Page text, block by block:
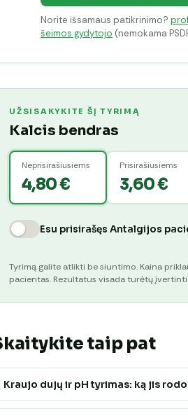
Norite išsamaus patikrinimo?
šeimos gydytojo (nemokama
UŽSISAKYKITE ŠĮ TYRIMĄ
Kalcis bendras
Neprisirašiusiems
4,80 €
Prisirašiusiems
3,60 €
Esu prisirašęs Antalgijos
Tyrimą galite atlikti be siuntimo. Kaina
pacientas. Rezultatus visada turėtų
taip pat
Kraujo dujų ir pH tyrimas: ką jis